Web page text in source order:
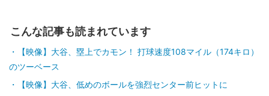
こんな記事も読まれています
【映像】大谷、塁上でカモン！ 打球速度108マイル（174キロ）
のツーベース
【映像】大谷、低めのボールを強烈センター前ヒットに